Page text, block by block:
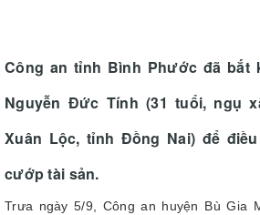
Công an tỉnh Bình Phước đã bắt
Nguyễn Đức Tính (31 tuổi, ngụ
Xuân Lộc, tỉnh Đồng Nai) để
cướp tài sản.
Trưa ngày 5/9, Công an huyện Bù Gia